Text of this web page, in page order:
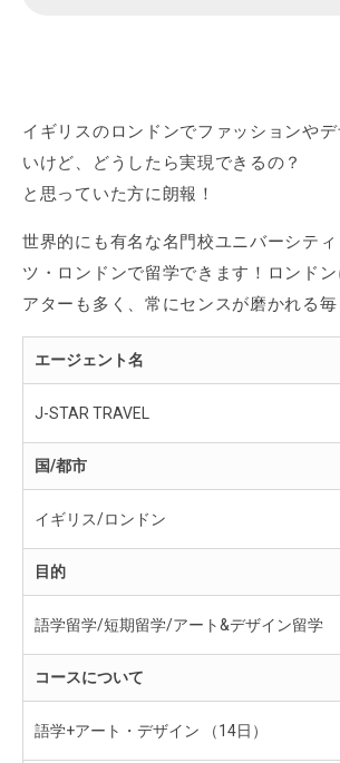
イギリスのロンドンでファッションや
いけど、どうしたら実現できるの？
と思っていた方に朗報！
世界的にも有名な名門校ユニバーシテ
ツ・ロンドンで留学できます！ロンド
アターも多く、常にセンスが磨かれる
エージェント名
J-STAR TRAVEL
国/都市
イギリス/ロンドン
目的
語学留学/短期留学/アート&デザイン留学
コースについて
語学+アート・デザイン （14日）